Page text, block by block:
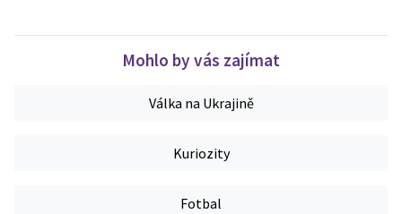
Mohlo by vás zajímat
Válka na Ukrajině
Kuriozity
Fotbal